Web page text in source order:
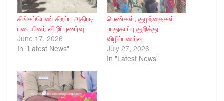
சிங்கப்பெண் சிறப்பு அதிரடி
படையினர் விழிப்புணர்வு
June 17, 2026
In "Latest News"
பெண்கள், குழந்தைகள்
பாதுகாப்பு குறித்து
விழிப்புணர்வு
July 27, 2026
In "Latest News"